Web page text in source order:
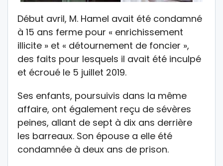
Début avril, M. Hamel avait été condamné
à 15 ans ferme pour « enrichissement
illicite » et « détournement de foncier »,
des faits pour lesquels il avait été inculpé
et écroué le 5 juillet 2019.
Ses enfants, poursuivis dans la même
affaire, ont également reçu de sévères
peines, allant de sept à dix ans derrière
les barreaux. Son épouse a elle été
condamnée à deux ans de prison.